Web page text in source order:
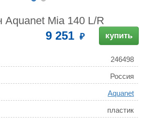
Aquanet Mia 140 L/R
9 251 купить
246498
Россия
Aquanet
пластик